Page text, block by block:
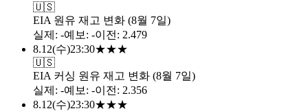
🇺🇸
EIA 원유 재고 변화 (8월 7일)
실제 : -예보 : -이전 : 2.479
8.12(수)23:30★★★
🇺🇸
EIA 커싱 원유 재고 변화 (8월 7일)
실제 : -예보 : -이전 : 2.356
8.12(수)23:30★★★